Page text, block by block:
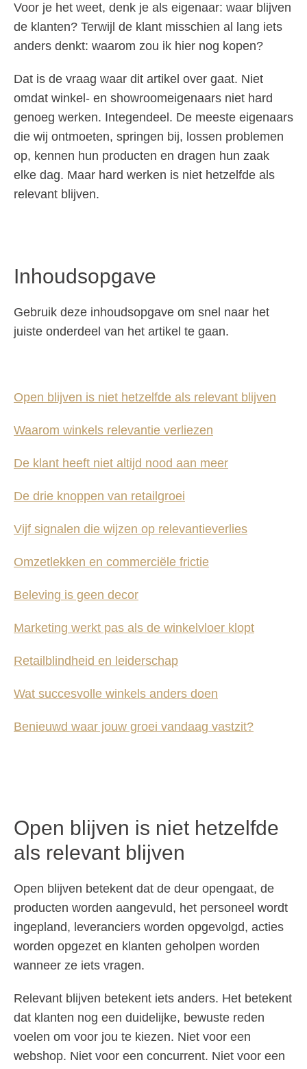
Voor je het weet, denk je als eigenaar: waar blijven
de klanten? Terwijl de klant misschien al lang iets
anders denkt: waarom zou ik hier nog kopen?
Dat is de vraag waar dit artikel over gaat. Niet
omdat winkel- en showroomeigenaars niet hard
genoeg werken. Integendeel. De meeste eigenaars
die wij ontmoeten, springen bij, lossen problemen
op, kennen hun producten en dragen hun zaak
elke dag. Maar hard werken is niet hetzelfde als
relevant blijven.
Inhoudsopgave
Gebruik deze inhoudsopgave om snel naar het
juiste onderdeel van het artikel te gaan.
Open blijven is niet hetzelfde als relevant blijven
Waarom winkels relevantie verliezen
De klant heeft niet altijd nood aan meer
De drie knoppen van retailgroei
Vijf signalen die wijzen op relevantieverlies
Omzetlekken en commerciële frictie
Beleving is geen decor
Marketing werkt pas als de winkelvloer klopt
Retailblindheid en leiderschap
Wat succesvolle winkels anders doen
Benieuwd waar jouw groei vandaag vastzit?
Open blijven is niet hetzelfde
als relevant blijven
Open blijven betekent dat de deur opengaat, de
producten worden aangevuld, het personeel wordt
ingepland, leveranciers worden opgevolgd, acties
worden opgezet en klanten geholpen worden
wanneer ze iets vragen.
Relevant blijven betekent iets anders. Het betekent
dat klanten nog een duidelijke, bewuste reden
voelen om voor jou te kiezen. Niet voor een
webshop. Niet voor een concurrent. Niet voor een